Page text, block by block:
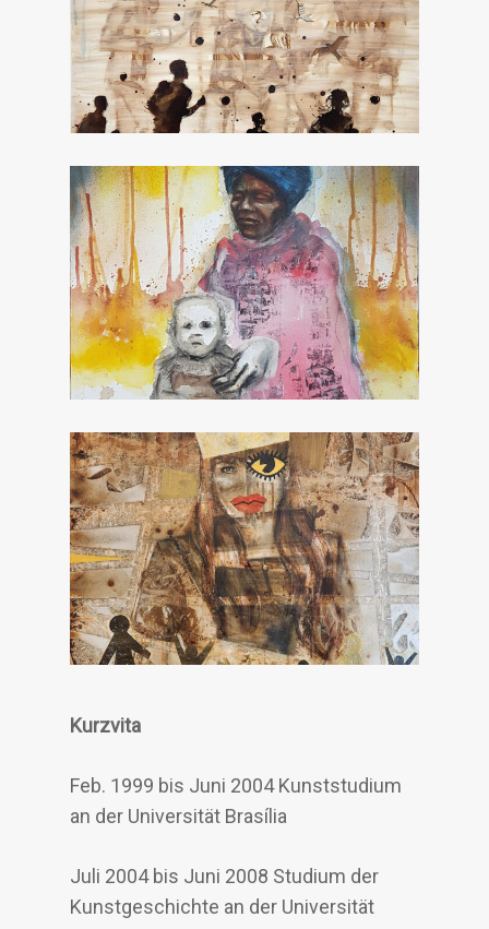
Kurzvita
Feb. 1999 bis Juni 2004 Kunststudium
an der Universität Brasília
Juli 2004 bis Juni 2008 Studium der
Kunstgeschichte an der Universität